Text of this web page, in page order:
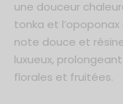
une douceur
tonka et
note douce et
luxueux,
florales et fruitées.